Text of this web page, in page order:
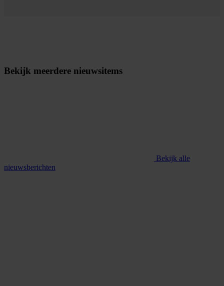
Bekijk meerdere nieuwsitems
Bekijk alle
nieuwsberichten